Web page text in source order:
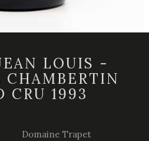
LOUIS -
CHAMBERTIN
CRU 1993
Domaine Trapet